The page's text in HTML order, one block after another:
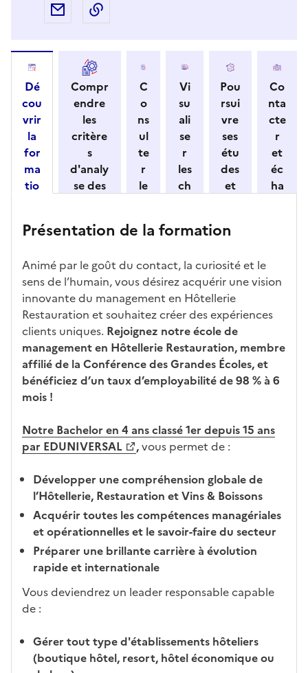
z
n
e
o
r
m
a
t
i
o
n
n
s
a
z
o
n
e
u
Partager par e-mail
Dé
cou
vrir
la
for
ma
tio
ses
act
éris
tiq
ues
Compr
endre
les
critère
s
d'analy
se des
par
ssemen
t
C
o
ns
ul
te
r
le
o
ali
té
s
d
e
c
a
n
at
ur
Vi
su
ali
se
r
les
ch
s
ac
cè
s à
la
fo
rm
ati
on
Pou
rsui
vre
ses
étu
des
et
re
dé
bo
uch
és
Co
nta
cte
r
et
éc
ha
abl
em
Présentation de la formation
Animé par le goût du contact, la curiosité et le
sens de l’humain, vous désirez acquérir une vision
innovante du management en Hôtellerie
Restauration et souhaitez créer des expériences
clients uniques. Rejoignez notre école de
management en Hôtellerie Restauration, membre
affilié de la Conférence des Grandes Écoles, et
bénéficiez d’un taux d’employabilité de 98 % à 6
mois !
Notre Bachelor en 4 ans classé 1er depuis 15 ans
par EDUNIVERSAL
,vous permet de :
Développer une compréhension globale de
l’Hôtellerie, Restauration et Vins & Boissons
Acquérir toutes les compétences managériales
et opérationnelles et le savoir-faire du secteur
Préparer une brillante carrière à évolution
rapide et internationale
Vous deviendrez un leader responsable capable
de :
Gérer tout type d'établissements hôteliers
(boutique hôtel, resort, hôtel économique ou